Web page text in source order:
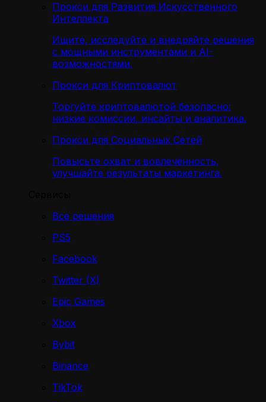
Прокси для Развития Искусственного
Интеллекта
Ищите, исследуйте и внедряйте решения
с мощными инструментами и AI-
возможностями.
Прокси для Криптовалют
Торгуйте криптовалютой безопасно:
низкие комиссии, инсайты и аналитика.
Прокси для Социальных Сетей
Повысьте охват и вовлечённость,
улучшайте результаты маркетинга.
Все решения
PS5
Facebook
Twitter (X)
Epic Games
Xbox
Bybit
Binance
TikTok